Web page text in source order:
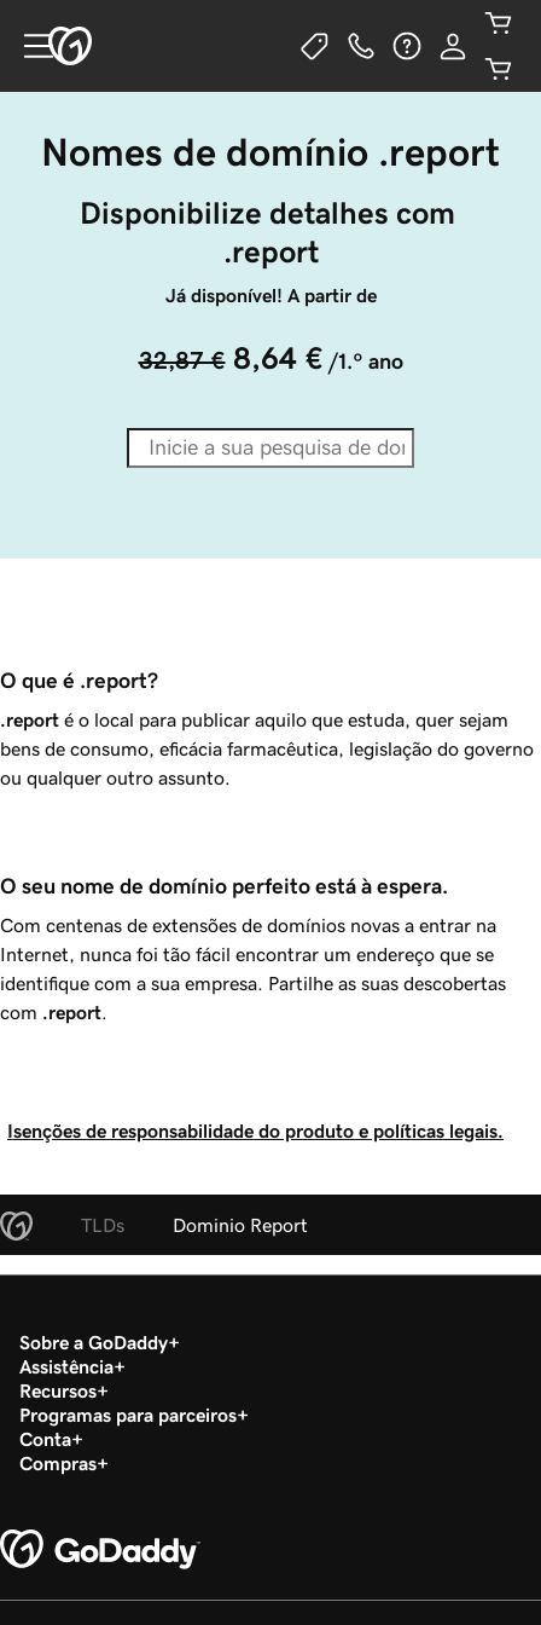
Nomes de domínio .report
Disponibilize detalhes com
.report
Já disponível! A partir de
32,87 € 8,64 € /1.º ano
O que é .report?
.report é o local para publicar aquilo que estuda, quer sejam
bens de consumo, eficácia farmacêutica, legislação do governo
ou qualquer outro assunto.
O seu nome de domínio perfeito está à espera.
Com centenas de extensões de domínios novas a entrar na
Internet, nunca foi tão fácil encontrar um endereço que se
identifique com a sua empresa. Partilhe as suas descobertas
com .report
Isenções de responsabilidade do produto e políticas legais.
TLDs Dominio Report
Sobre a GoDaddy
Assistência
Recursos
Programas para parceiros
Conta
Compras